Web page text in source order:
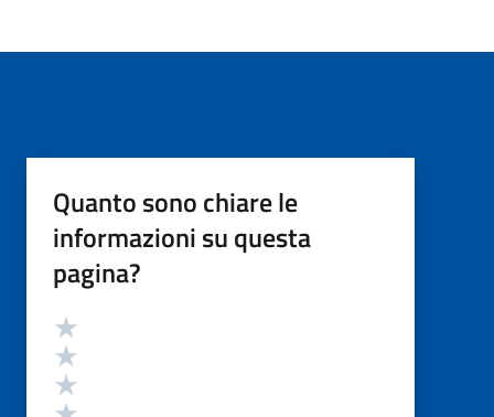
Quanto sono chiare le
informazioni su questa
pagina?
Valutazione